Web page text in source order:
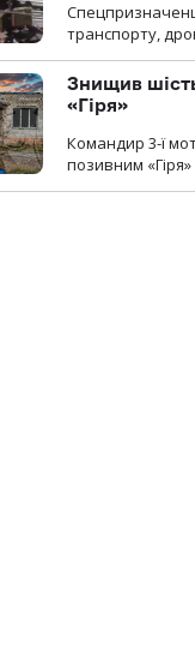
транспорту,
Знищив
«Гіря»
Командир 3-ї
позивним